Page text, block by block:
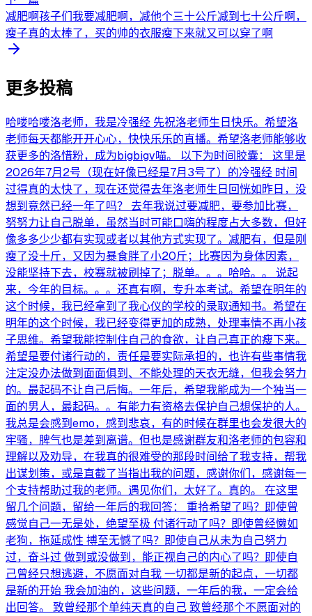
减肥啊孩子们我要减肥啊，减他个三十公斤减到七十公斤啊，
瘦子真的太棒了，买的帅的衣服瘦下来就又可以穿了啊
更多投稿
哈喽哈喽洛老师，我是冷强经 先祝洛老师生日快乐。希望洛
老师每天都能开开心心，快快乐乐的直播。希望洛老师能够收
获更多的洛惜粉，成为bigbigv喵。 以下为时间胶囊： 这里是
2026年7月2号（现在好像已经是7月3号了）的冷强经 时间
过得真的太快了，现在还觉得去年洛老师生日回恍如昨日，没
想到竟然已经一年了吗？ 去年我说过要减肥，要参加比赛，
努努力让自己脱单，虽然当时可能口嗨的程度占大多数，但好
像多多少少都有实现或者以其他方式实现了。减肥有，但是刚
瘦了没十斤，又因为暴食胖了小20斤；比赛因为身体因素，
没能坚持下去，校赛就被刷掉了；脱单。。。哈哈。。 说起
来，今年的目标。。。还真有啊，专升本考试。希望在明年的
这个时候，我已经拿到了我心仪的学校的录取通知书。希望在
明年的这个时候，我已经变得更加的成熟，处理事情不再小孩
子思维。希望我能控制住自己的食欲，让自己真正的瘦下来。
希望是要付诸行动的，责任是要实际承担的，也许有些事情我
注定没办法做到面面俱到、不能处理的天衣无缝，但我会努力
的。最起码不让自己后悔。一年后，希望我能成为一个独当一
面的男人，最起码。。有能力有资格去保护自己想保护的人。
我总是会感到emo，感到悲哀，有的时候在群里也会发很大的
牢骚，脾气也是差到离谱。但也是感谢群友和洛老师的包容和
理解以及劝导，在我真的很难受的那段时间给了我支持，帮我
出谋划策，或是直截了当指出我的问题，感谢你们，感谢每一
个支持帮助过我的老师。遇见你们，太好了。真的。 在这里
留几个问题，留给一年后的我回答： 重拾希望了吗？即使曾
感觉自己一无是处，绝望至极 付诸行动了吗？即使曾经懒如
老狗，拖延成性 搏至无憾了吗？即使自己从未为自己努力
过，奋斗过 做到或没做到，能正视自己的内心了吗？即使自
己曾经只想逃避，不愿面对自我 一切都是新的起点，一切都
是新的开始 我会加油的，这些问题，一年后的我，一定会给
出回答。 致曾经那个单纯天真的自己 致曾经那个不愿面对的